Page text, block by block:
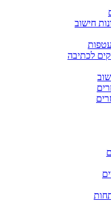
חישוב
לכתיבה